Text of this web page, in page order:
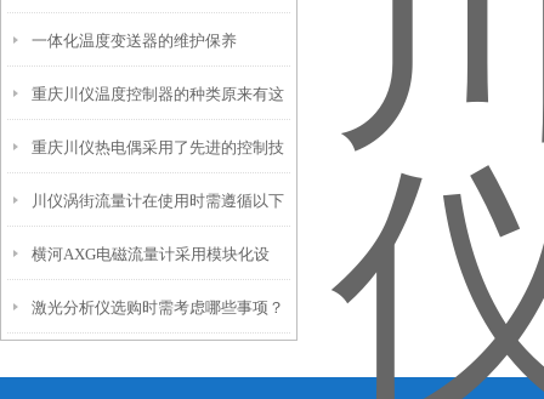
一体化温度变送器的维护保养
重庆川仪温度控制器的种类原来有这
么多
重庆川仪热电偶采用了先进的控制技
术
川仪涡街流量计在使用时需遵循以下
要求
横河AXG电磁流量计采用模块化设
计，安装过程简单
激光分析仪选购时需考虑哪些事项？